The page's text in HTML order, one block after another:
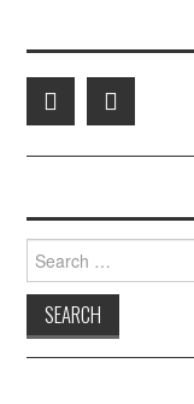
Search
for: